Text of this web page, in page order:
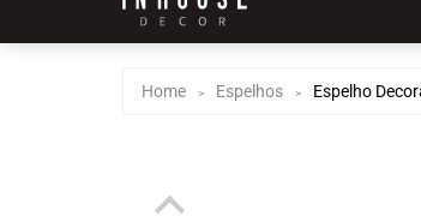
Home > Espelhos > Espelho